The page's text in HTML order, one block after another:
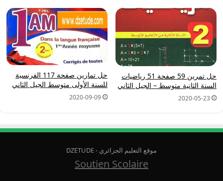
حل تمرين 59 صفحة 51 رياضيات
السنة الثانية متوسط – الجيل الثاني
2020-05-23
حل تمارين صفحة 117 الفرنسية
للسنة الأولى متوسط الجيل الثاني
2020-09-09
موقع التعليم الجزائري - DZETUDE
Soutien Scolaire